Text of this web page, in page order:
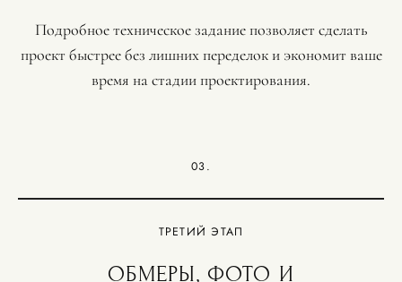
Подробное техническое задание позволяет сделать
проект быстрее без лишних переделок и экономит ваше
время на стадии проектирования.
03.
ТРЕТИЙ ЭТАП
ОБМЕРЫ, ФОТО И